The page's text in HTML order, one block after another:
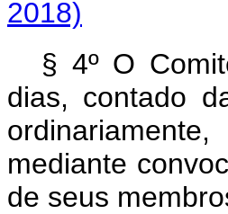
2018)
§ 4º O
dias, contado
mediante
de seus